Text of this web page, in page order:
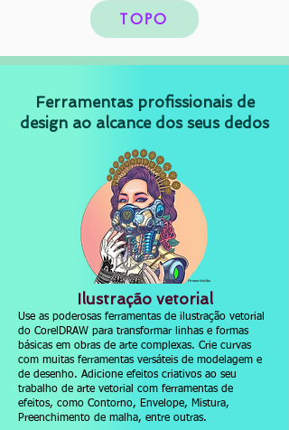
TOPO
Ferramentas profissionais de
design ao alcance dos seus dedos
Firman Hatibu
Ilustração vetorial
Use as poderosas ferramentas de ilustração vetorial
do CorelDRAW para transformar linhas e formas
básicas em obras de arte complexas. Crie curvas
com muitas ferramentas versáteis de modelagem e
de desenho. Adicione efeitos criativos ao seu
trabalho de arte vetorial com ferramentas de
efeitos, como Contorno, Envelope, Mistura,
Preenchimento de malha, entre outras.